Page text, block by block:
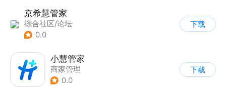
京希慧管家
综合社区/论坛
0.0
下载
小慧管家
商家管理
0.0
下载